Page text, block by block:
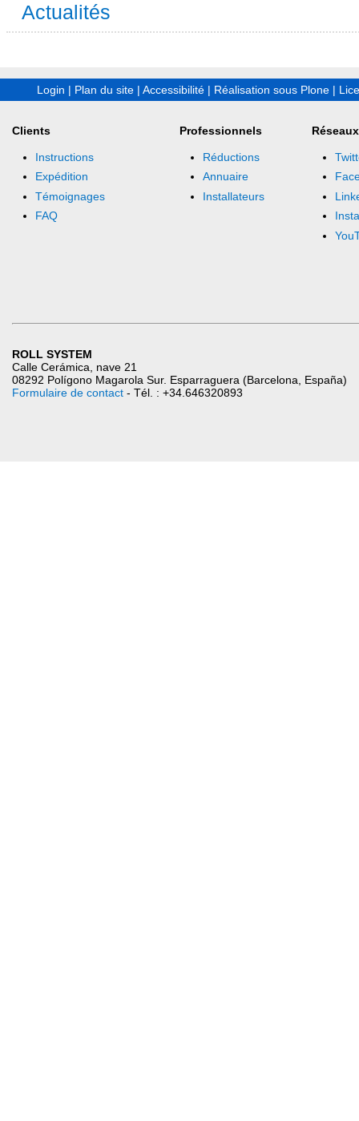
Actualités
Login | Plan du site| Accessibilité| Réalisation sous Plone|
Clients
Instructions
Expédition
Témoignages
FAQ
Professionnels
Réductions
Annuaire
Installateurs
Réseaux
ROLL SYSTEM
Calle Cerámica, nave 21
08292 Polígono Magarola Sur. Esparraguera (Barcelona, España)
Formulaire de contact- Tél. : +34.646320893